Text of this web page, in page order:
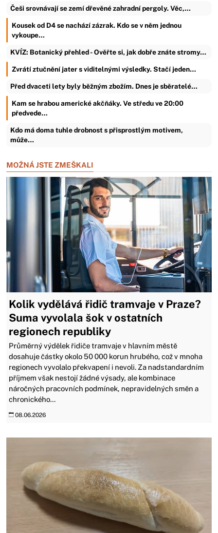
Češi srovnávají se zemí dřevěné zahradní pergoly. Věc,…
Kousek od D4 se nachází zázrak. Kdo se v něm jednou
vykoupe…
KVÍZ: Botanický přehled - Ověřte si, jak dobře znáte stromy…
Zvrátí ztučnění jater s viditelnými výsledky. Stačí jeden…
Před dvaceti lety byly běžným zbožím. Dnes je sběratelé…
Kam se hrabou americké akčňáky. Ve středu ve 20:00
předvede…
Kdo má doma tuhle drobnost s přisprostlým motivem,
může…
MOŽNÁ JSTE ZMEŠKALI
Kolik vydělává řidič tramvaje v Praze?
Suma vyvolala šok v ostatních
regionech republiky
Průměrný výdělek řidiče tramvaje v hlavním městě
dosahuje částky okolo 50 000 korun hrubého, což v mnoha
regionech vyvolalo překvapení i nevoli. Za nadstandardním
příjmem však nestojí žádné výsady, ale kombinace
náročných pracovních podmínek, nepravidelných směn a
chronického...
08.06.2026